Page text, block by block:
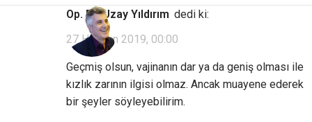
Op. Dr. Uzay Yıldırım dedi ki:
27 Haziran 2019, 00:00
Geçmiş olsun, vajinanın dar ya da geniş olması ile
kızlık zarının ilgisi olmaz. Ancak muayene ederek
bir şeyler söyleyebilirim.